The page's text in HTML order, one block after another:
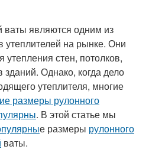
ваты являются одним из
на рынке. Они
стен, потолков,
Однако, когда дело
утеплителя, многие
размеры рулонного
. В этой статье мы
е размеры рулонного
ваты.